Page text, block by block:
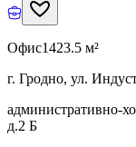
Офис1423.5 м²
г. Гродно, ул.
административно-
д.2 Б